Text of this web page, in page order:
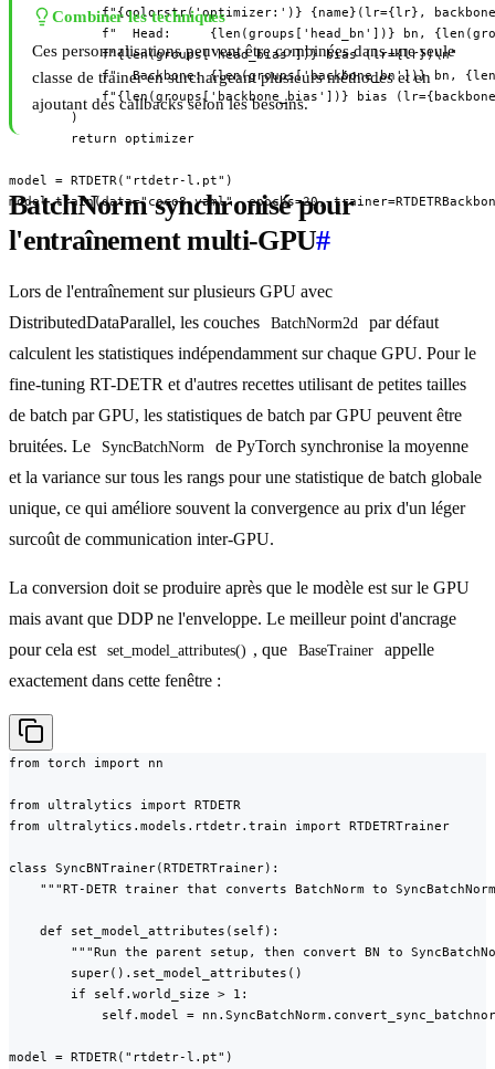
f"{colorstr('optimizer:')} {name}(lr={lr},
f"  Head:     {len(groups['head_bn'])} bn,
            f"{len(groups['head_bias'])} bias (lr={lr})\n"
f"  Backbone: {len(groups['backbone_bn'])} bn,
f"{len(groups['backbone_bias'])} bias
        )
        return optimizer
model = RTDETR("rtdetr-l.pt")
model.train(data="coco8.yaml", epochs=20,
Combiner les techniques
Ces personnalisations peuvent être combinées dans une seule
classe de trainer en surchargeant plusieurs méthodes et en
ajoutant des callbacks selon les besoins.
BatchNorm synchronisé pour
l'entraînement multi-GPU#
Lors de l'entraînement sur plusieurs GPU avec
DistributedDataParallel, les couches
BatchNorm2d
par défaut
calculent les statistiques indépendamment sur chaque GPU. Pour le
fine-tuning RT-DETR et d'autres recettes utilisant de petites tailles
de batch par GPU, les statistiques de batch par GPU peuvent être
bruitées. Le
SyncBatchNorm
de PyTorch synchronise la moyenne
et la variance sur tous les rangs pour une statistique de batch globale
unique, ce qui améliore souvent la convergence au prix d'un léger
surcoût de communication inter-GPU.
La conversion doit se produire après que le modèle est sur le GPU
mais avant que DDP ne l'enveloppe. Le meilleur point d'ancrage
pour cela est
set_model_attributes() , que BaseTrainer
appelle
exactement dans cette fenêtre :
from torch import nn
from ultralytics import RTDETR
from ultralytics.models.rtdetr.train import RTDETRTrainer
class SyncBNTrainer(RTDETRTrainer):
"""RT-DETR trainer that converts BatchNorm to
    def set_model_attributes(self):
"""Run the parent setup, then convert BN to
        super().set_model_attributes()
        if self.world_size > 1:
self.model =
model = RTDETR("rtdetr-l.pt")